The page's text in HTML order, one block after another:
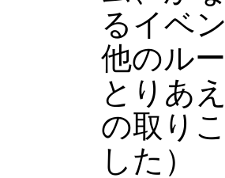
るイベ
他のル
とりあ
の取り
した）